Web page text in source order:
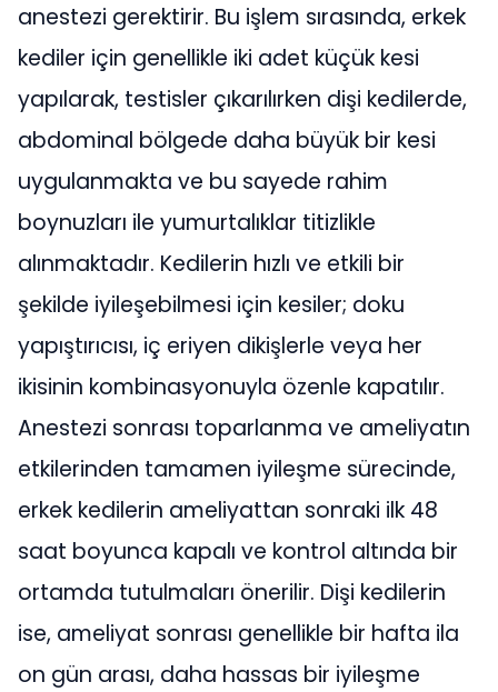
anestezi gerektirir. Bu işlem sırasında, erkek
kediler için genellikle iki adet küçük kesi
yapılarak, testisler çıkarılırken dişi kedilerde,
abdominal bölgede daha büyük bir kesi
uygulanmakta ve bu sayede rahim
boynuzları ile yumurtalıklar titizlikle
alınmaktadır. Kedilerin hızlı ve etkili bir
şekilde iyileşebilmesi için kesiler; doku
yapıştırıcısı, iç eriyen dikişlerle veya her
ikisinin kombinasyonuyla özenle kapatılır.
Anestezi sonrası toparlanma ve ameliyatın
etkilerinden tamamen iyileşme sürecinde,
erkek kedilerin ameliyattan sonraki ilk 48
saat boyunca kapalı ve kontrol altında bir
ortamda tutulmaları önerilir. Dişi kedilerin
ise, ameliyat sonrası genellikle bir hafta ila
on gün arası, daha hassas bir iyileşme